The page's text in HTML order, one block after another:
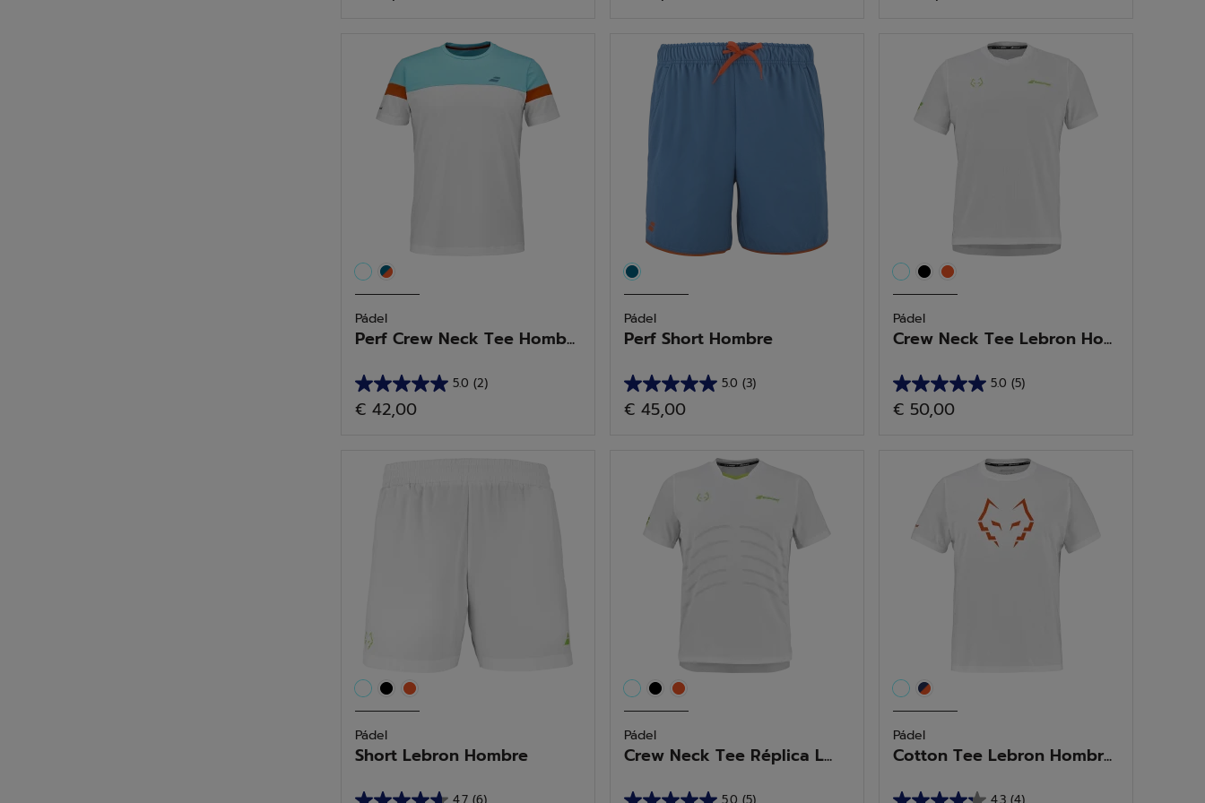
estrellas.
reseña
Pádel
Perf Crew Neck Tee Homb...
5.0 (2)
5.0
de
€ 42,00
Pádel
Perf Short Hombre
5.0 (3)
5.0
de
€ 45,00
Pádel
Crew Neck Tee Lebron Ho...
5.0 (5)
5.0
de
€ 50,00
Pádel
Short Lebron Hombre
Pádel
Crew Neck Tee Réplica L...
Pádel
Cotton Tee Lebron Hombr...